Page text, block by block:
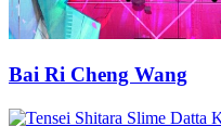
Bai Ri Cheng Wang